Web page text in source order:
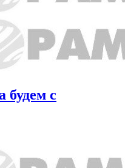
будем с